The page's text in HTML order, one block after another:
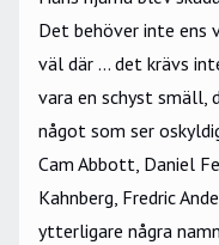
Det behöver inte ens
väl där … det krävs
vara en schyst smäll,
något som ser
Cam Abbott, Daniel
Kahnberg, Fredric
ytterligare några